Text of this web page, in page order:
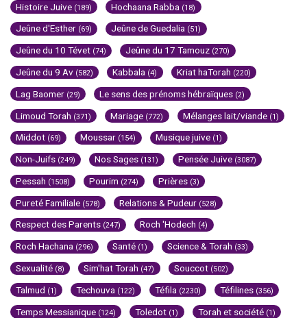
Histoire Juive (189) Hochaana Rabba (18)
Jeûne d'Esther (69) Jeûne de Guedalia (51)
Jeûne du 10 Tévet (74) Jeûne du 17 Tamouz (270)
Jeûne du 9 Av (582) Kabbala (4) Kriat haTorah (220)
Lag Baomer (29) Le sens des prénoms hébraïques (2)
Limoud Torah (371) Mariage (772) Mélanges lait/viande (1)
Middot (69) Moussar (154) Musique juive (1)
Non-Juifs (249) Nos Sages (131) Pensée Juive (3087)
Pessah (1508) Pourim (274) Prières (3)
Pureté Familiale (578) Relations & Pudeur (528)
Respect des Parents (247) Roch 'Hodech (4)
Roch Hachana (296) Santé (1) Science & Torah (33)
Sexualité (8) Sim'hat Torah (47) Souccot (502)
Talmud (1) Techouva (122) Téfila (2230) Téfilines (356)
Temps Messianique (124) Toledot (1) Torah et société (1)